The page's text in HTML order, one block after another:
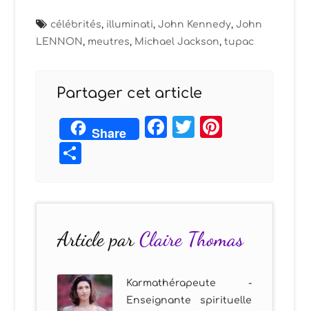
célébrités, illuminati,John Kennedy,John
LENNON, meutres, Michael Jackson,tupac
Partager cet article
Share Facebook
Twitter
Article parClaire Thomas
Karmathérapeute -
Enseignante spirituelle